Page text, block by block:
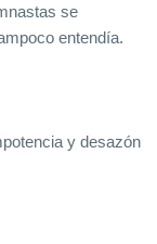
se
entendía.
y desazón